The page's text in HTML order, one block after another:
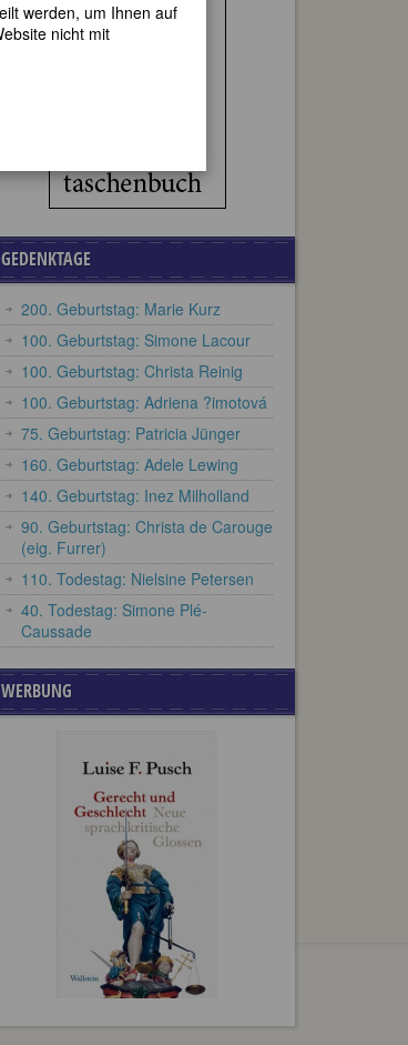
GEDENKTAGE
200. Geburtstag: Marie Kurz
100. Geburtstag: Simone Lacour
100. Geburtstag: Christa Reinig
100. Geburtstag: Adriena ?imotová
75. Geburtstag: Patricia Jünger
160. Geburtstag: Adele Lewing
140. Geburtstag: Inez Milholland
90. Geburtstag: Christa de Carouge
(eig. Furrer)
110. Todestag: Nielsine Petersen
40. Todestag: Simone Plé-
Caussade
WERBUNG
werden, um Ihnen auf
nicht mit